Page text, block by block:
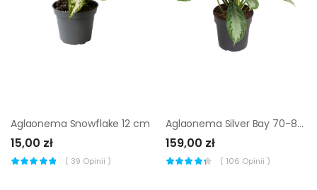
Aglaonema Snowflake 12 cm
15,00 zł
( 39 Opinii )
Aglaonema Silver Bay 70-80 cm
159,00 zł
( 106 Opinii )